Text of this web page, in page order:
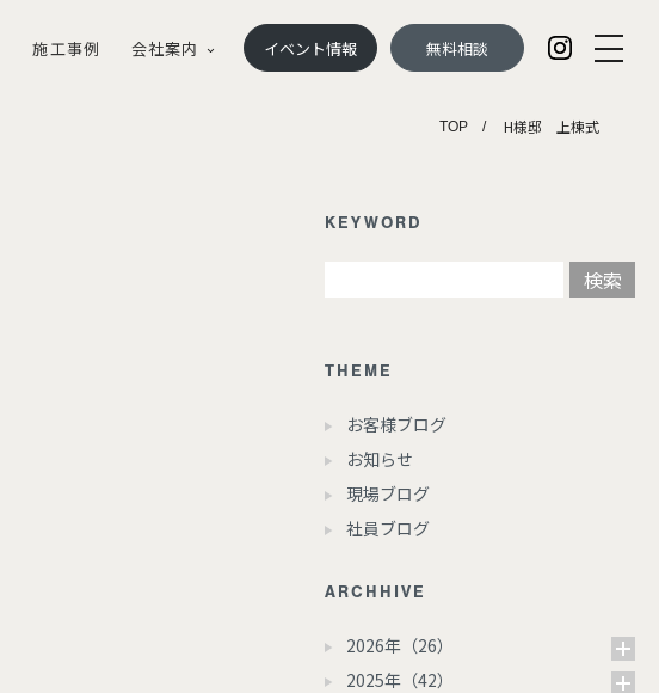
施工事例 会社案内 イベント情報 無料相談
KEYWORD
THEME
お客様ブログ
お知らせ
現場ブログ
社員ブログ
ARCHHIVE
2026年（26）
2025年（42）
TOP H様邸 上棟式